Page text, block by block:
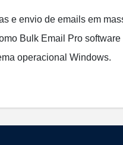
e envio de emails em
Bulk Email Pro software
operacional Windows.